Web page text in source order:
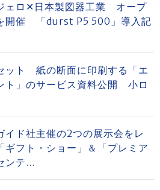
ェロ✕日本製図器工業 オープ
開催 「durst P5 500」導入記
ット 紙の断面に印刷する「エ
ト」のサービス資料公開 小ロ
イド社主催の2つの展示会をレ
フト・ショー」＆「プレミア
ンテ...